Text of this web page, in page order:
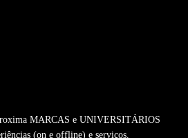
MARCAS e UNIVERSITÁRIOS
(on e offline) e serviços.